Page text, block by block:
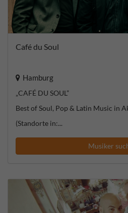
Café du Soul
Hamburg
„CAFÉ DU SOUL”
Best of Soul, Pop & Latin Music in
(Standorte in:...
Musiker